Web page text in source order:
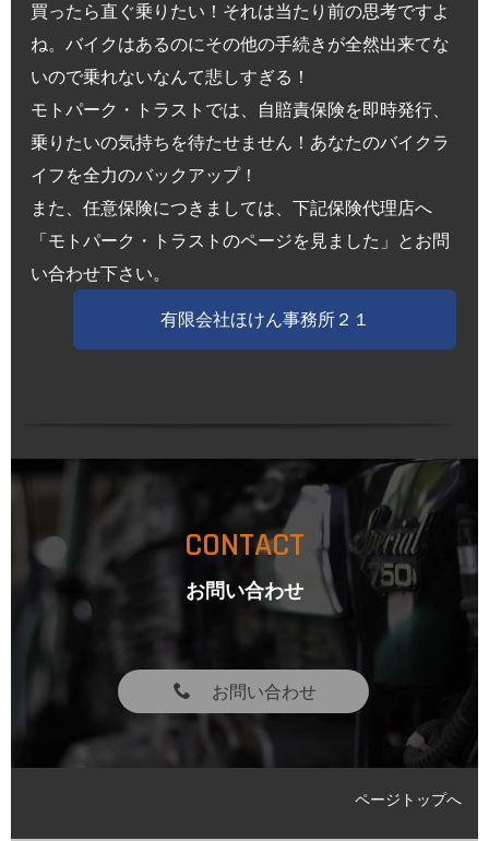
買ったら直ぐ乗りたい！それは当たり前の思考ですよ
ね。バイクはあるのにその他の手続きが全然出来てな
いので乗れないなんて悲しすぎる！
モトパーク・トラストでは、自賠責保険を即時発行、
乗りたいの気持ちを待たせません！あなたのバイクラ
イフを全力のバックアップ！
また、任意保険につきましては、下記保険代理店へ
「モトパーク・トラストのページを見ました」とお問
い合わせ下さい。
有限会社ほけん事務所２１
CONTACT
お問い合わせ
お問い合わせ
ページトップへ